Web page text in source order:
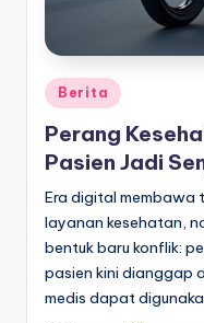
Posted
in
Berita
Perang
Pasien Jadi
Era digital membawa
layanan kesehatan,
bentuk baru konflik:
pasien kini dianggap
medis dapat